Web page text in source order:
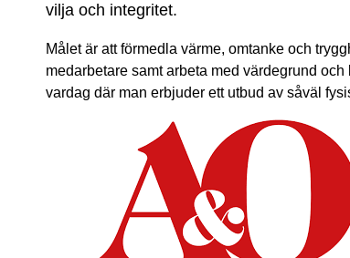
vilja och integritet.
Målet är att förmedla värme, omtanke och
medarbetare samt arbeta med värdegrund
vardag där man erbjuder ett utbud av såväl